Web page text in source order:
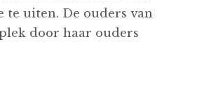
te uiten. De ouders van
door haar ouders